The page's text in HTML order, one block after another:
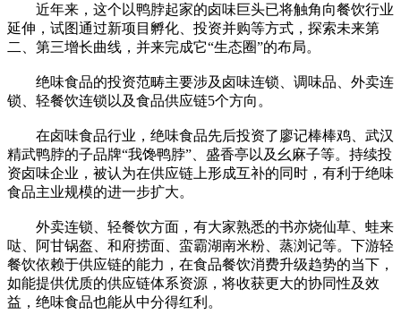
近年来，这个以鸭脖起家的卤味巨头已将触角向餐饮行业
延伸，试图通过新项目孵化、投资并购等方式，探索未来第
二、第三增长曲线，并来完成它“生态圈”的布局。
绝味食品的投资范畴主要涉及卤味连锁、调味品、外卖连
锁、轻餐饮连锁以及食品供应链5个方向。
在卤味食品行业，绝味食品先后投资了廖记棒棒鸡、武汉
精武鸭脖的子品牌“我馋鸭脖”、盛香亭以及幺麻子等。持续投
资卤味企业，被认为在供应链上形成互补的同时，有利于绝味
食品主业规模的进一步扩大。
外卖连锁、轻餐饮方面，有大家熟悉的书亦烧仙草、蛙来
哒、阿甘锅盔、和府捞面、蛮霸湖南米粉、蒸浏记等。下游轻
餐饮依赖于供应链的能力，在食品餐饮消费升级趋势的当下，
如能提供优质的供应链体系资源，将收获更大的协同性及效
益，绝味食品也能从中分得红利。